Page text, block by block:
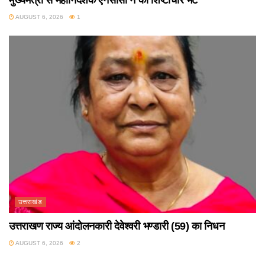
AUGUST 6, 2026 1
उत्तराखंड
उत्तराखण राज्य आंदोलनकारी देवेश्वरी भण्डारी (59) का निधन
AUGUST 6, 2026 2